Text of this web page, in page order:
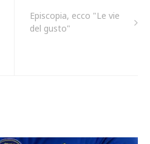
Episcopia, ecco "Le vie
del gusto"